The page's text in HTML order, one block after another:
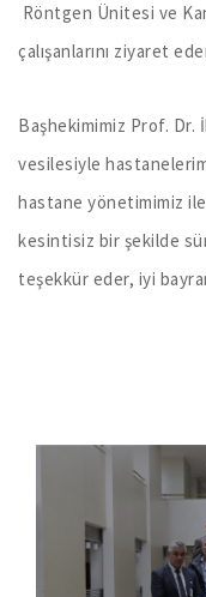
Röntgen Ünitesi ve
çalışanlarını ziyaret
Başhekimimiz Prof. Dr.
vesilesiyle
hastane yönetimimiz
kesintisiz bir şekilde
teşekkür eder, iyi